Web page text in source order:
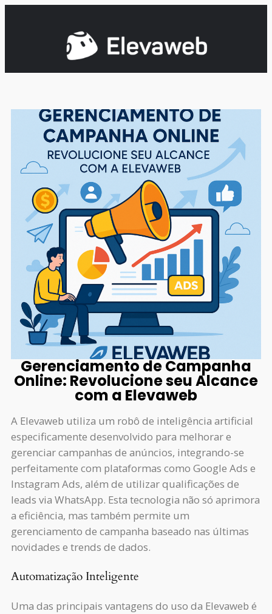
Gerenciamento de Campanha
Online: Revolucione seu Alcance
com a Elevaweb
A Elevaweb utiliza um robô de inteligência artificial
especificamente desenvolvido para melhorar e
gerenciar campanhas de anúncios, integrando-se
perfeitamente com plataformas como Google Ads e
Instagram Ads, além de utilizar qualificações de
leads via WhatsApp. Esta tecnologia não só aprimora
a eficiência, mas também permite um
gerenciamento de campanha baseado nas últimas
novidades e trends de dados.
Automatização Inteligente
Uma das principais vantagens do uso da Elevaweb é